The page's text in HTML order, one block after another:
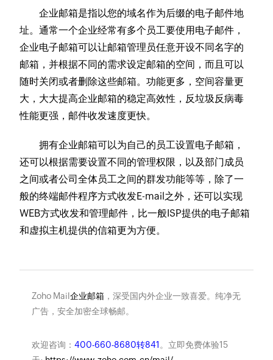
企业邮箱是指以您的域名作为后缀的电子邮件地
址。通常一个企业经常有多个员工要使用电子邮件，
企业电子邮箱可以让邮箱管理员任意开设不同名字的
邮箱，并根据不同的需求设定邮箱的空间，而且可以
随时关闭或者删除这些邮箱。功能更多，空间容量更
大，大大提高企业邮箱的稳定高效性，反垃圾反病毒
性能更强，邮件收发速度更快。
拥有企业邮箱可以为自己的员工设置电子邮箱，
还可以根据需要设置不同的管理权限，以及部门成员
之间或者公司全体员工之间的群发功能等等，除了一
般的终端邮件程序方式收发E-mail之外，还可以实现
WEB方式收发和管理邮件，比一般ISP提供的电子邮箱
和虚拟主机提供的信箱更为方便。
Zoho Mail企业邮箱，深受国内外企业一致喜爱。纯净无
广告，安全加密全球畅邮。
欢迎咨询： 400-660-8680转841 。立即免费体验15